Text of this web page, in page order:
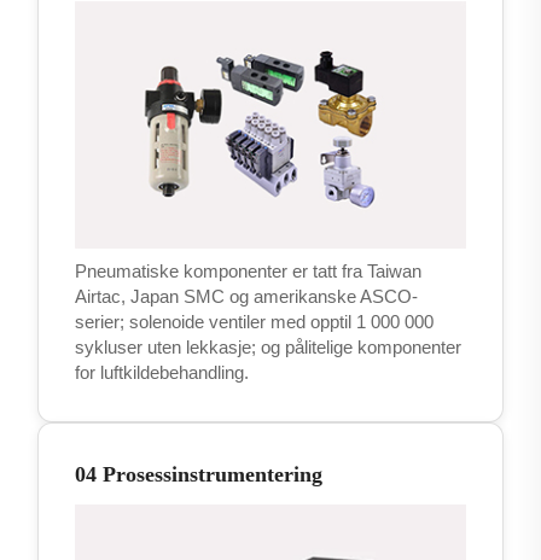
Pneumatiske komponenter er tatt fra Taiwan
Airtac, Japan SMC og amerikanske ASCO-
serier; solenoide ventiler med opptil 1 000 000
sykluser uten lekkasje; og pålitelige komponenter
for luftkildebehandling.
04 Prosessinstrumentering